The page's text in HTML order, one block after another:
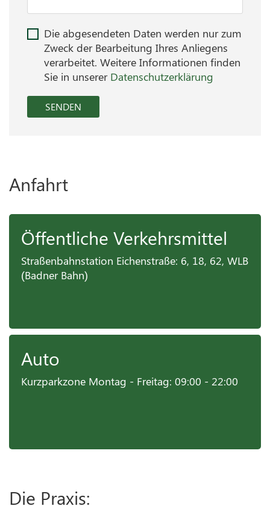
Die abgesendeten Daten werden nur zum
Zweck der Bearbeitung Ihres Anliegens
verarbeitet. Weitere Informationen finden
Sie in unserer Datenschutzerklärung
SENDEN
Anfahrt
Öffentliche Verkehrsmittel
Straßenbahnstation Eichenstraße: 6, 18, 62, WLB
(Badner Bahn)
Auto
Kurzparkzone Montag - Freitag: 09:00 - 22:00
Die Praxis: